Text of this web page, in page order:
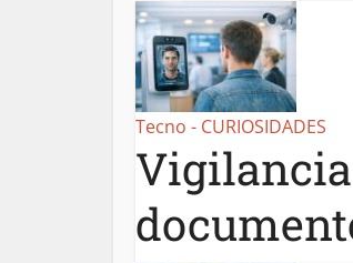
Tecno - CURIOSIDADES